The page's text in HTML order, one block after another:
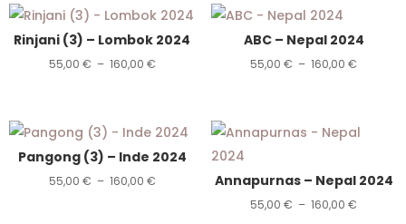
Rinjani (3) – Lombok 2024
55,00 € – 160,00 €Plage
55,00 €
à
160,00 €
ABC – Nepal 2024
55,00€ – 160,00€
55,00 €
160,00 €
Pangong (3) – Inde 2024
55,00 € – 160,00 €Plage
Annapurnas – Nepal 2024
55,00€ – 160,00€